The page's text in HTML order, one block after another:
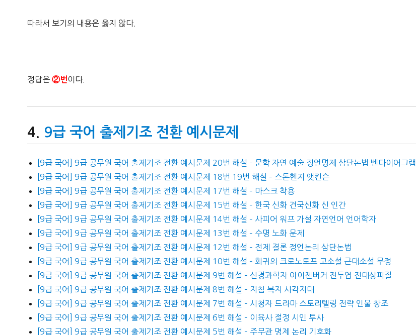
따라서 보기의 내용은 옳지 않다.
정답은 ②번 이다.
9급 국어 출제기조 전환 예시문제
[9급 국어] 9급 공무원 국어 출제기조 전환 예시문제 20번 해설 – 문학 자연 예술 정언명제 삼단논법 벤다이어그램
[9급 국어] 9급 공무원 국어 출제기조 전환 예시문제 18번 19번 해설 – 스톤헨지 앳킨슨
[9급 국어] 9급 공무원 국어 출제기조 전환 예시문제 17번 해설 – 마스크 착용
[9급 국어] 9급 공무원 국어 출제기조 전환 예시문제 15번 해설 – 한국 신화 건국신화 신 인간
[9급 국어] 9급 공무원 국어 출제기조 전환 예시문제 14번 해설 – 사피어 워프 가설 자연언어 언어학자
[9급 국어] 9급 공무원 국어 출제기조 전환 예시문제 13번 해설 – 수명 노화 문제
[9급 국어] 9급 공무원 국어 출제기조 전환 예시문제 12번 해설 – 전제 결론 정언논리 삼단논법
[9급 국어] 9급 공무원 국어 출제기조 전환 예시문제 10번 해설 – 회귀의 크로노토프 고소설 근대소설 무정
[9급 국어] 9급 공무원 국어 출제기조 전환 예시문제 9번 해설 – 신경과학자 아이젠버거 전두엽 전대상피질
[9급 국어] 9급 공무원 국어 출제기조 전환 예시문제 8번 해설 – 지침 복지 사각지대
[9급 국어] 9급 공무원 국어 출제기조 전환 예시문제 7번 해설 – 시청자 드라마 스토리텔링 전략 인물 창조
[9급 국어] 9급 공무원 국어 출제기조 전환 예시문제 6번 해설 – 이육사 절정 시인 투사
[9급 국어] 9급 공무원 국어 출제기조 전환 예시문제 5번 해설 – 주무관 명제 논리 기호화